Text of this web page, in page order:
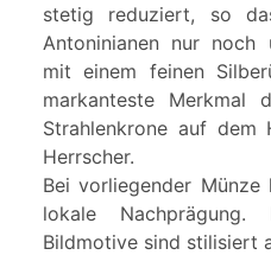
stetig reduziert, so
Antoninianen nur noch
mit einem feinen
markanteste Merkmal
Strahlenkrone auf dem
Herrscher.
Bei vorliegender
lokale
Bildmotive sind stilisiert